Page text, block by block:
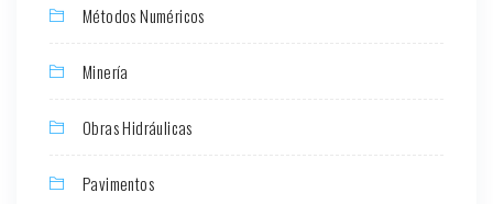
Métodos Numéricos
Minería
Obras Hidráulicas
Pavimentos